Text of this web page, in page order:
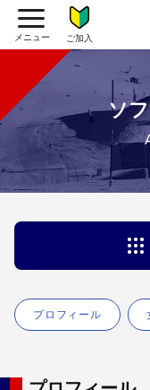
ご加入
ソ
プロフィール